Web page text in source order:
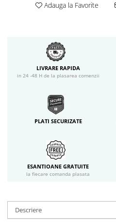
Adauga la Favorite
LIVRARE RAPIDA
in 24 -48 H de la plasarea comenzii
PLATI SECURIZATE
ESANTIOANE GRATUITE
la fiecare comanda plasata
Descriere